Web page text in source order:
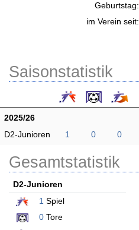
Geburtstag:
im Verein seit:
Saisonstatistik
2025/26
D2-Junioren
1 0 0
Gesamtstatistik
D2-Junioren
1 Spiel
0 Tore